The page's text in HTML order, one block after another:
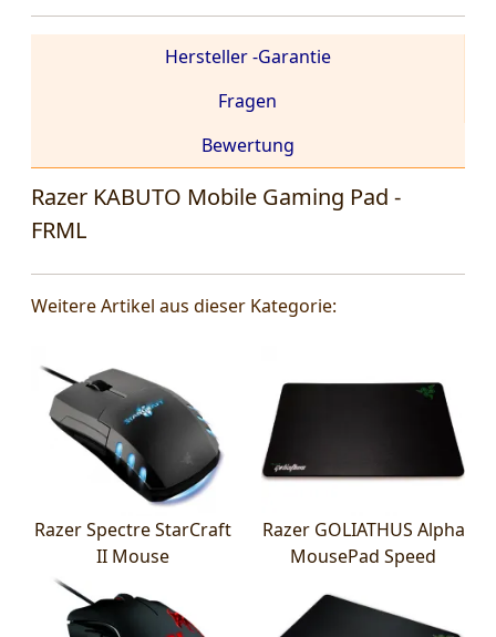
Razer KABUTO Mobile Gaming Pad -
FRML
Hersteller -Garantie
Fragen
Bewertung
Weitere Artikel aus dieser Kategorie:
Razer Spectre StarCraft
II Mouse
Razer GOLIATHUS Alpha
MousePad Speed